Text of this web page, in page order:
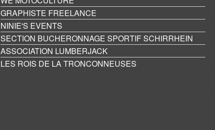
GRAPHISTE FREELANCE
NINIE'S EVENTS
SECTION BUCHERONNAGE SPORTIF SCHIRRHEIN
ASSOCIATION LUMBERJACK
LES ROIS DE LA TRONCONNEUSES